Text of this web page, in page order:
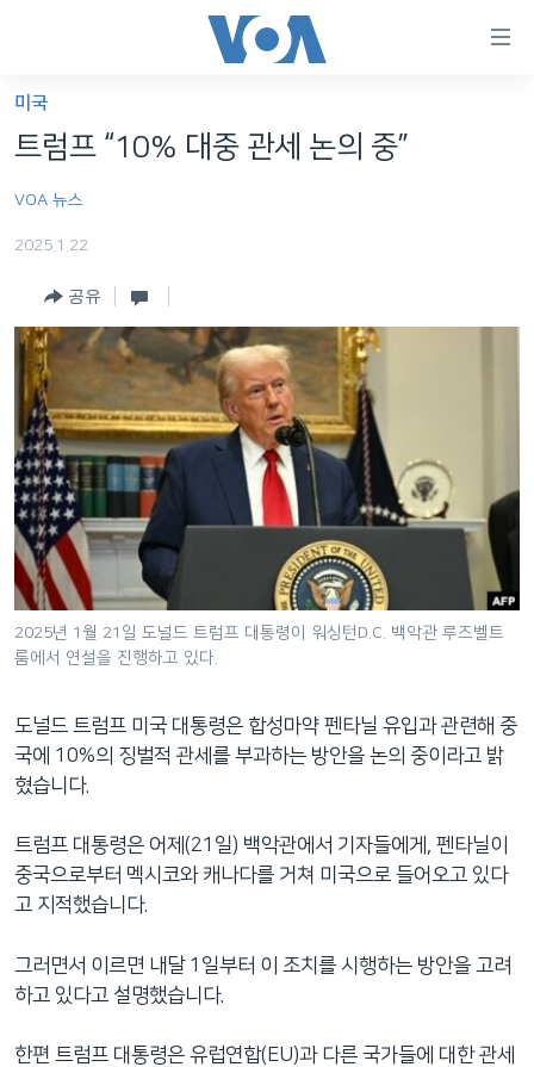
가
능
메
동
메
인
네
비
게
이
로
색
으
로
등
VOD
라디오
프로그램
주파수 안내
언어 선택
미국
트럼프 “10% 대중 관세 논의 중”
VOA 뉴스
2025.1.22
공유
2025년 1월 21일 도널드 트럼프 대통령이 워싱턴D.C. 백악관 루즈벨트
룸에서 연설을 진행하고 있다.
도널드 트럼프 미국 대통령은 합성마약 펜타닐 유입과 관련해 중
국에 10%의 징벌적 관세를 부과하는 방안을 논의 중이라고 밝
혔습니다.
트럼프 대통령은 어제(21일) 백악관에서 기자들에게, 펜타닐이
중국으로부터 멕시코와 캐나다를 거쳐 미국으로 들어오고 있다
고 지적했습니다.
그러면서 이르면 내달 1일부터 이 조치를 시행하는 방안을 고려
하고 있다고 설명했습니다.
한편 트럼프 대통령은 유럽연합(EU)과 다른 국가들에 대한 관세